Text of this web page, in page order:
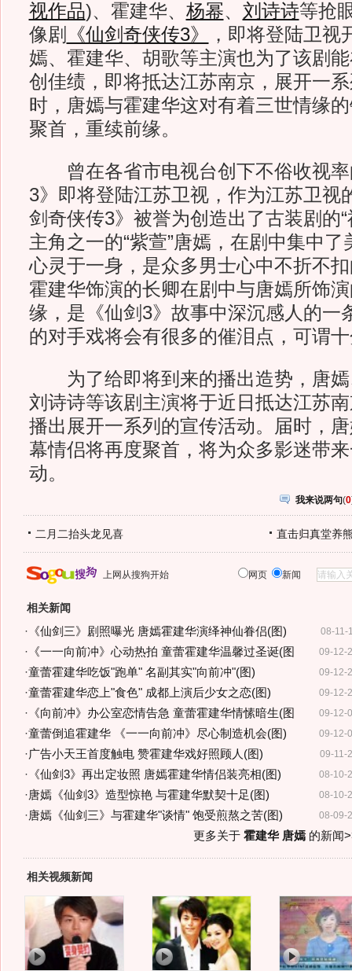
视作品)、霍建华、 杨幂、 刘诗诗等抢
像剧
《仙剑奇侠传3》
，即将登陆卫视
嫣、霍建华、胡歌等主演也为了该剧
创佳绩，即将抵达江苏南京，展开一
时，唐嫣与霍建华这对有着三世情缘
聚首，重续前缘。
曾在各省市电视台创下不俗收视率
3》即将登陆江苏卫视，作为江苏卫视
剑奇侠传3》被誉为创造出了古装剧的
主角之一的“紫萱”唐嫣，在剧中集中
心灵于一身，是众多男士心中不折不
霍建华饰演的长卿在剧中与唐嫣所饰
缘，是《仙剑3》故事中深沉感人的一
的对手戏将会有很多的催泪点，可谓
为了给即将到来的播出造势，唐嫣
刘诗诗等该剧主演将于近日抵达江苏
播出展开一系列的宣传活动。届时，
幕情侣将再度聚首，将为众多影迷带
动。
我来说两句(0
二月二抬头龙见喜 直击归真堂养
上网从搜狗开始 网页 新闻
相关新闻
08-11-
· 《仙剑三》剧照曝光 唐嫣霍建华演绎神仙眷侣(图)
09-12-
· 《一一向前冲》心动热拍 童蕾霍建华温馨过圣诞(图
09-12-
·童蕾霍建华吃饭"跑单" 名副其实"向前冲"(图)
09-12-
·童蕾霍建华恋上"食色" 成都上演后少女之恋(图)
09-12-
· 《向前冲》办公室恋情告急 童蕾霍建华情愫暗生(图
09-12-
·童蕾倒追霍建华 《一一向前冲》尽心制造机会(图)
09-11-
·广告小天王首度触电 赞霍建华戏好照顾人(图)
08-10-
· 《仙剑3》再出定妆照 唐嫣霍建华情侣装亮相(图)
08-10-
·唐嫣《仙剑3》造型惊艳 与霍建华默契十足(图)
08-09-
·唐嫣《仙剑三》与霍建华"谈情" 饱受煎熬之苦(图)
更多关于 霍建华 唐嫣的新闻
相关视频新闻